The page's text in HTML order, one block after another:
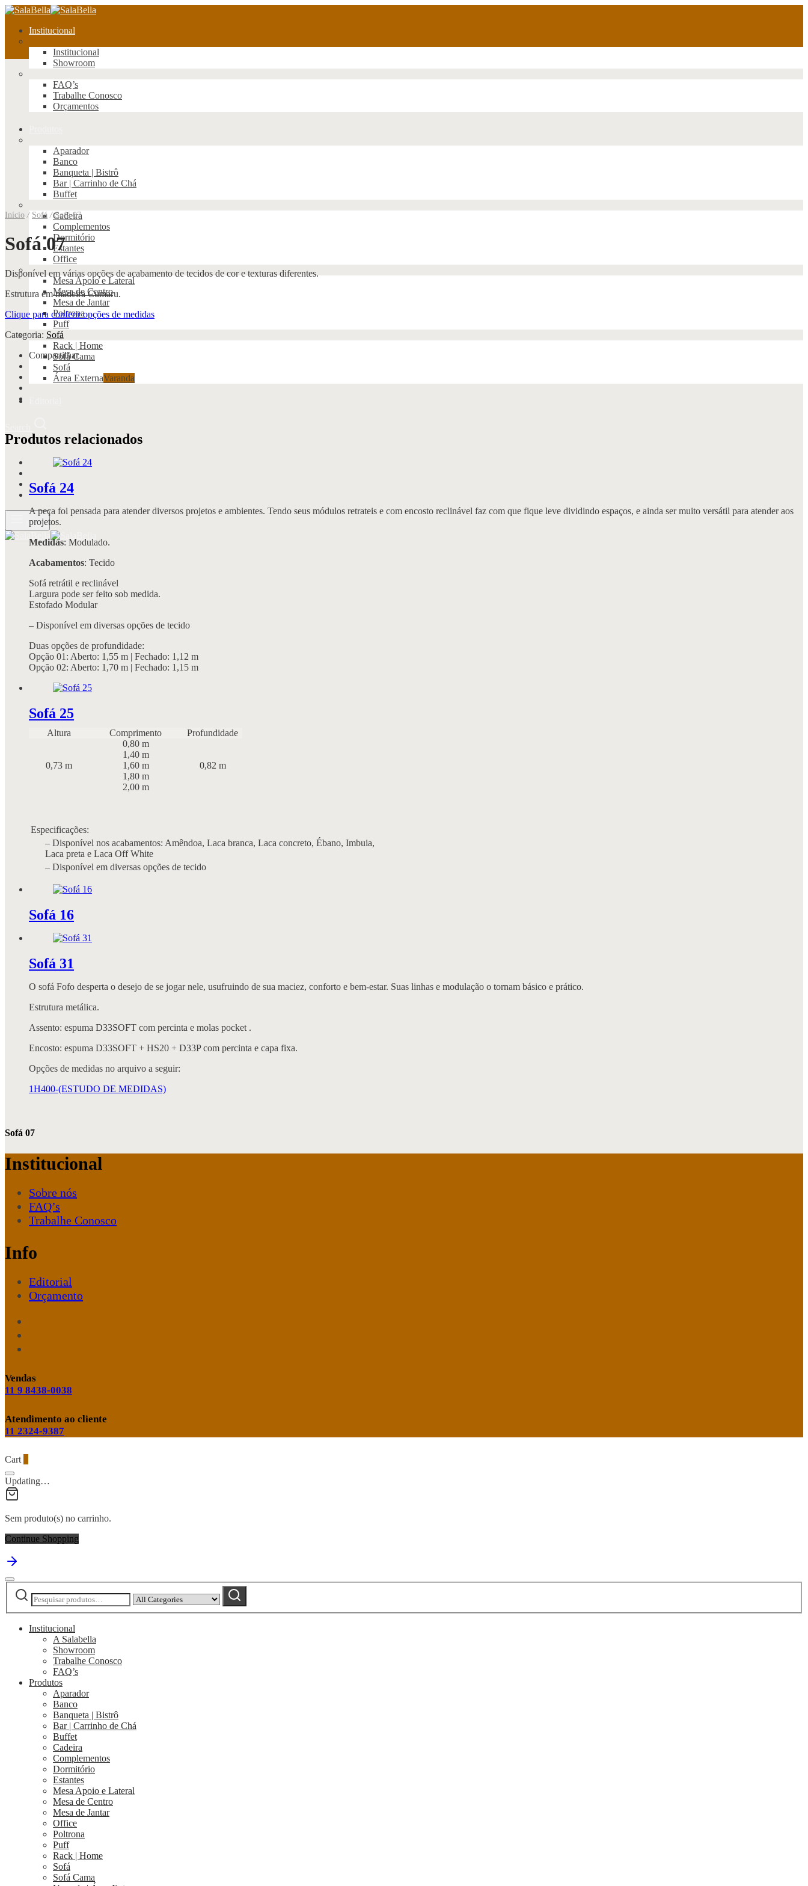
Institucional
Institucional
Showroom
FAQ’s
Trabalhe Conosco
Orçamentos
Aparador
Banco
Banqueta | Bistrô
Bar | Carrinho de Chá
Buffet
Cadeira
Complementos
Dormitório
Estantes
Office
Mesa Apoio e Lateral
Mesa de Centro
Mesa de Jantar
Poltrona
Puff
Rack | Home
Sofá Cama
Sofá
Área ExternaVaranda
Menu
Início / Sofá /Sofá 07
Sofá 07
Disponível em várias opções de acabamento de tecidos de cor e texturas diferentes.
Estrutura em madeira Cumaru.
Clique para conferir opções de medidas
Categoria: Sofá
Compartilhar
Produtos relacionados
Sofá 24
A peça foi pensada para atender diversos projetos e ambientes. Tendo seus módulos retrateis e com encosto reclinável faz com que fique leve dividindo espaços, e ainda ser muito versátil para atender aos
projetos.
Medidas: Modulado.
Acabamentos: Tecido
Sofá retrátil e reclinável
Largura pode ser feito sob medida.
Estofado Modular
– Disponível em diversas opções de tecido
Duas opções de profundidade:
Opção 01: Aberto: 1,55 m | Fechado: 1,12 m
Opção 02: Aberto: 1,70 m | Fechado: 1,15 m
Sofá 25
Altura Comprimento Profundidade
0,73 m
0,80 m
1,40 m
1,60 m
1,80 m
2,00 m
0,82 m
Especificações:
– Disponível nos acabamentos: Amêndoa, Laca branca, Laca concreto, Ébano, Imbuia,
Laca preta e Laca Off White
– Disponível em diversas opções de tecido
Sofá 16
Sofá 31
O sofá Fofo desperta o desejo de se jogar nele, usufruindo de sua maciez, conforto e bem-estar. Suas linhas e modulação o tornam básico e prático.
Estrutura metálica.
Assento: espuma D33SOFT com percinta e molas pocket .
Encosto: espuma D33SOFT + HS20 + D33P com percinta e capa fixa.
Opções de medidas no arquivo a seguir:
1H400-(ESTUDO DE MEDIDAS)
Sofá 07
Institucional
Sobre nós
FAQ’s
Trabalhe Conosco
Info
Editorial
Orçamento
Vendas
11 9 8438-0038
Atendimento ao cliente
11 2324-9387
Cart
Updating…
Sem produto(s) no carrinho.
Continue Shopping
Pesquisar
por:
by
category:
Pesquisar
Institucional
A Salabella
Showroom
Trabalhe Conosco
FAQ’s
Produtos
Aparador
Banco
Banqueta | Bistrô
Bar | Carrinho de Chá
Buffet
Cadeira
Complementos
Dormitório
Estantes
Mesa Apoio e Lateral
Mesa de Centro
Mesa de Jantar
Office
Poltrona
Puff
Rack | Home
Sofá
Sofá Cama